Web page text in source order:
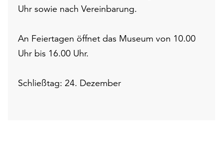
Uhr sowie nach Vereinbarung.
An Feiertagen öffnet das Museum von 10.00
Uhr bis 16.00 Uhr.
Schließtag: 24. Dezember